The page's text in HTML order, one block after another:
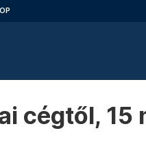
cégtől, 15